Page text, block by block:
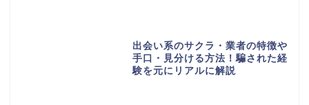
出会い系のサクラ・業者の特徴や
手口・見分ける方法！騙された経
験を元にリアルに解説